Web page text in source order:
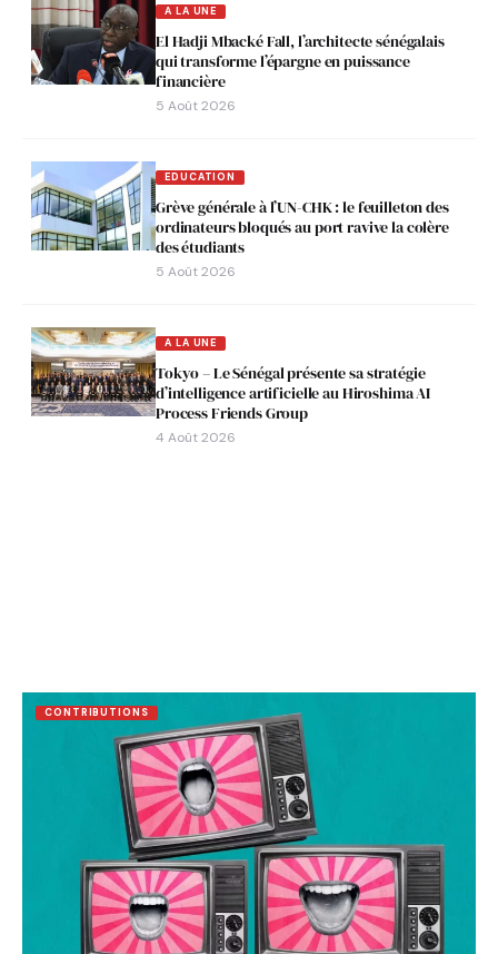
A LA UNE
El Hadji Mbacké Fall, l’architecte sénégalais
qui transforme l’épargne en puissance
financière
5 Août 2026
EDUCATION
Grève générale à l’UN-CHK : le feuilleton des
ordinateurs bloqués au port ravive la colère
des étudiants
5 Août 2026
A LA UNE
Tokyo – Le Sénégal présente sa stratégie
d’intelligence artificielle au Hiroshima AI
Process Friends Group
4 Août 2026
CONTRIBUTIONS